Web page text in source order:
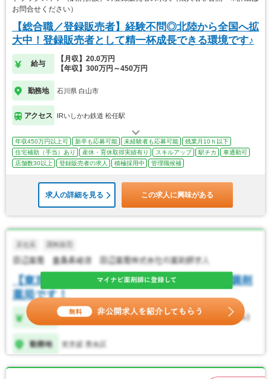
お問合せください）
【総合職／登録販売者】経験不問◎北陸から全国へ拡
大中！登録販売者として精一杯成長できる環境です♪
給与
【月収】20.0万円
【年収】300万円～450万円
勤務地 石川県 白山市
アクセス IRいしかわ鉄道 松任駅
年収450万円以上可 新卒も応募可能 未経験者も応募可能
残業月10ｈ以下
住宅補助（手当）あり
産休・育休取得実績有り スキルアップ 駅チカ
車通勤可
店舗数30以上
登録販売者の求人 積極採用中 管理職候補
求人の詳細を見る この求人に興味がある